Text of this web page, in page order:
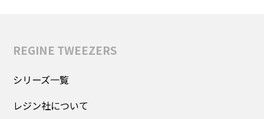
REGINE TWEEZERS
シリーズ一覧
レジン社について